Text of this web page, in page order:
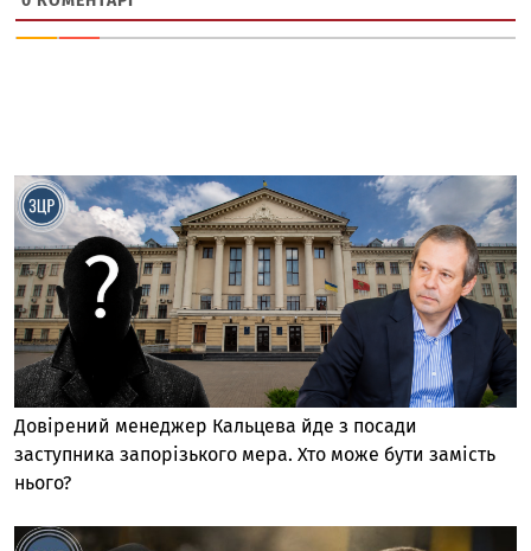
Довірений менеджер Кальцева йде з посади
заступника запорізького мера. Хто може бути замість
нього?